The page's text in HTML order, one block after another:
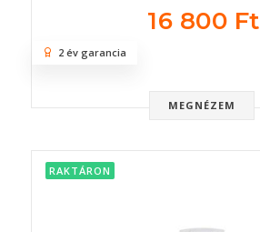
16 800 Ft
MEGNÉZEM
2 év garancia
RAKTÁRON